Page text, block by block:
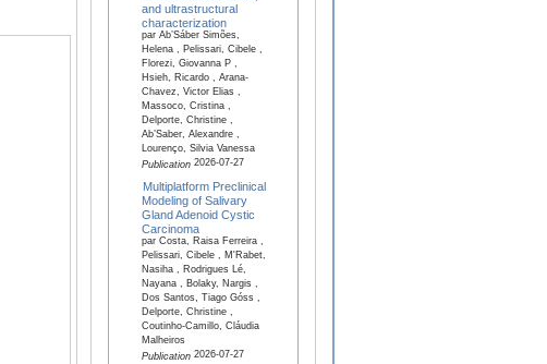
and ultrastructural
characterization
par Ab’Sáber Simões,
Helena , Pelissari, Cibele ,
Florezi, Giovanna P ,
Hsieh, Ricardo , Arana-
Chavez, Victor Elias ,
Massoco, Cristina ,
Delporte, Christine ,
Ab’Saber, Alexandre ,
Lourenço, Silvia Vanessa
Publication2026-07-27
Multiplatform Preclinical
Modeling of Salivary
Gland Adenoid Cystic
Carcinoma
par Costa, Raisa Ferreira ,
Pelissari, Cibele , M'Rabet,
Nasiha , Rodrigues Lé,
Nayana , Bolaky, Nargis ,
Dos Santos, Tiago Góss ,
Delporte, Christine ,
Coutinho-Camillo, Cláudia
Malheiros
Publication2026-07-27